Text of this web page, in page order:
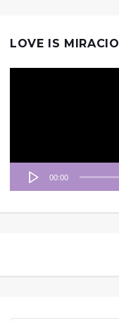
LOVE IS MIRACIO
00:00